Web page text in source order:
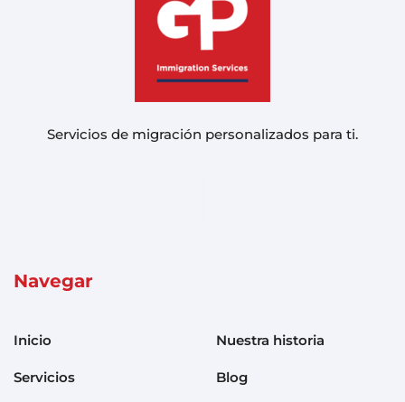
Servicios de migración personalizados para ti.
Navegar
Inicio Nuestra historia
Servicios Blog